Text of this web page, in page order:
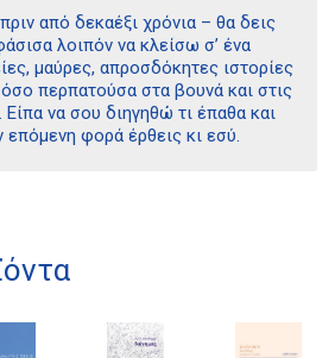
από δεκαέξι χρόνια – θα δεις
λοιπόν να κλείσω σ’ ένα
μαύρες, απροσδόκητες ιστορίες
περπατούσα στα βουνά και στις
να σου διηγηθώ τι έπαθα και
επόμενη φορά έρθεις κι εσύ.
21 1750 8340